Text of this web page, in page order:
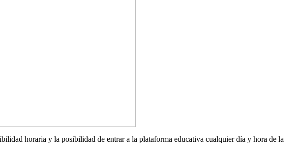
horaria y la posibilidad de entrar a la plataforma educativa cualquier día y hora de la